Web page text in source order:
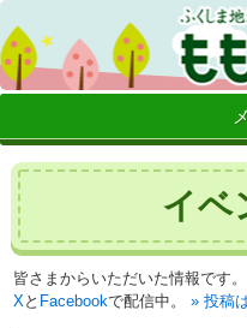
イベ
皆さまからいただいた情報です。
Xと Facebookで配信中。 投稿